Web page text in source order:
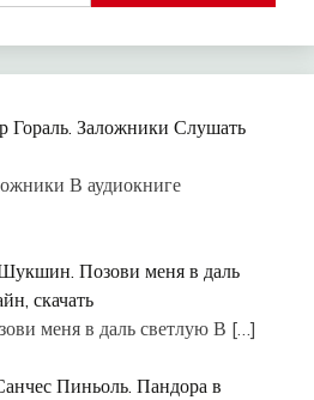
Гораль. Заложники Слушать
В аудиокниге
Позови меня в даль
скачать
меня в даль светлую В […]
Пиньоль. Пандора в